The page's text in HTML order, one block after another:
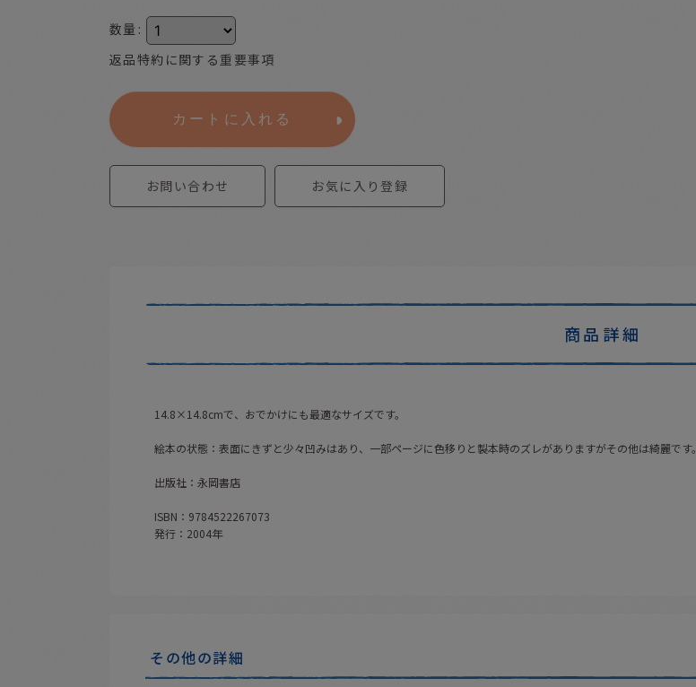
数量 :
返品特約に関する重要事項
カートに入れる
お問い合わせ お気に入り登録
商品詳細
14.8×14.8cmで、おでかけにも最適なサイズです。
絵本の状態：表面にきずと少々凹みはあり、一部ページに色移りと製本時のズレがありますがその他は綺麗です。
出版社：永岡書店
ISBN：9784522267073
発行：2004年
その他の詳細